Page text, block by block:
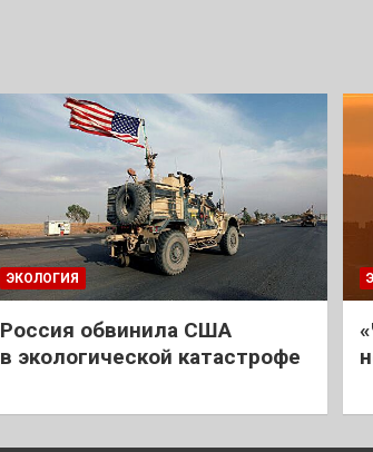
ЭКОЛОГИЯ
Россия обвинила США
в экологической катастрофе